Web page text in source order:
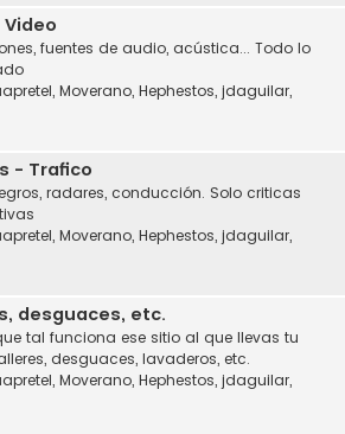
fuentes de audio, acústica... Todo lo
, Moverano, Hephestos, jdaguilar,
- Trafico
radares, conducción. Solo criticas
, Moverano, Hephestos, jdaguilar,
desguaces, etc.
tal funciona ese sitio al que llevas tu
desguaces, lavaderos, etc.
, Moverano, Hephestos, jdaguilar,